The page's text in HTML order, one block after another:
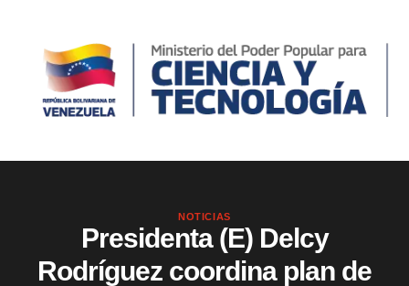
NOTICIAS
Presidenta (E) Delcy
Rodríguez coordina plan de